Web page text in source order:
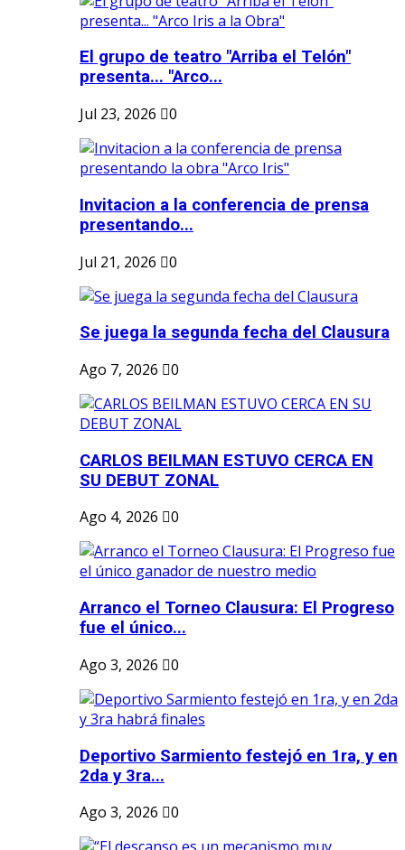
El grupo de teatro "Arriba el Telón"
presenta... "Arco...
Jul 23, 2026
0
Invitacion a la conferencia de prensa
presentando...
Jul 21, 2026
0
Se juega la segunda fecha del Clausura
Ago 7, 2026
0
CARLOS BEILMAN ESTUVO CERCA EN
SU DEBUT ZONAL
Ago 4, 2026
0
Arranco el Torneo Clausura: El Progreso
fue el único...
Ago 3, 2026
0
Deportivo Sarmiento festejó en 1ra, y en
2da y 3ra...
Ago 3, 2026
0